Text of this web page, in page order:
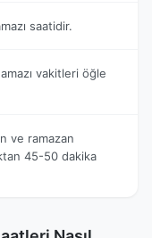
saatidir.
vakitleri öğle
ve ramazan
45-50 dakika